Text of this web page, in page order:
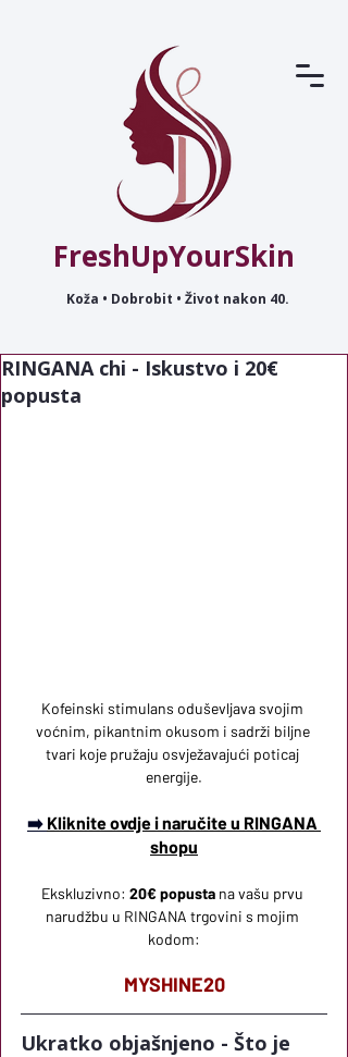
FreshUpYourSkin
Koža • Dobrobit • Život nakon 40.
RINGANA chi - Iskustvo i 20€
popusta
Kofeinski stimulans oduševljava svojim
voćnim, pikantnim okusom i sadrži biljne
tvari koje pružaju osvježavajući poticaj
energije.
➡️ Kliknite ovdje i naručite u RINGANA
shopu
Ekskluzivno: 20€ popusta na vašu prvu
narudžbu u RINGANA trgovini s mojim
kodom:
MYSHINE20
Ukratko objašnjeno - Što je